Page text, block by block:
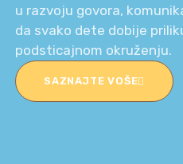
u razvoju govora,
da svako dete dobije
podsticajnom okruženju.
SAZNAJTE VOŠE